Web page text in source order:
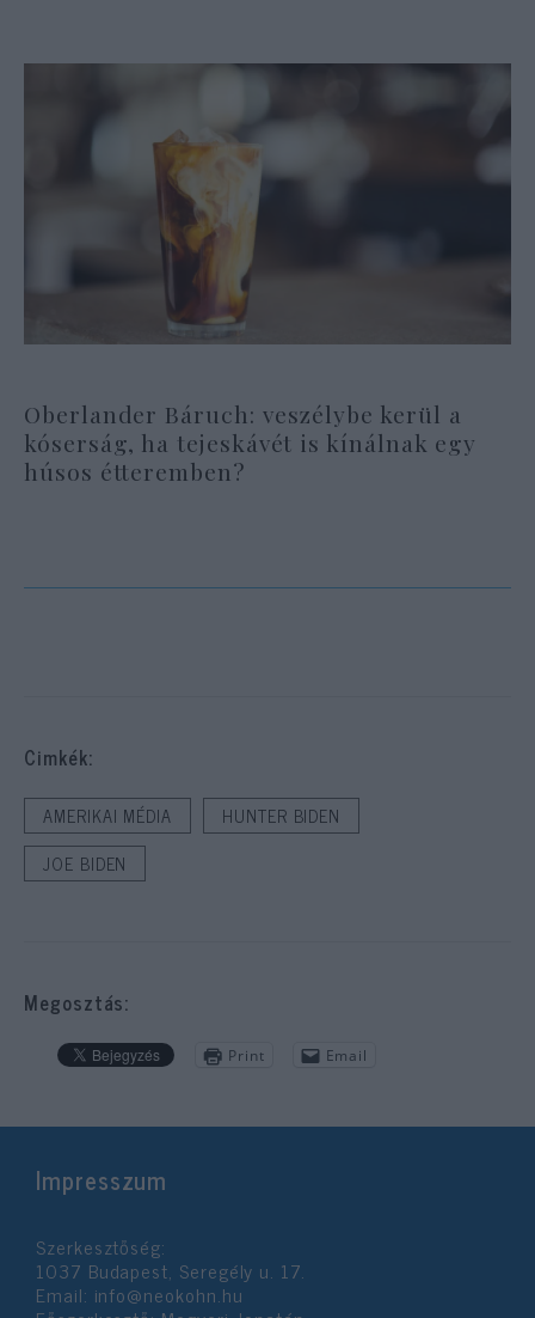
Oberlander Báruch: veszélybe kerül a
kóserság, ha tejeskávét is kínálnak egy
húsos étteremben?
Cimkék:
AMERIKAI MÉDIA
HUNTER BIDEN
JOE BIDEN
Megosztás:
Print Email
Impresszum
Szerkesztőség:
1037 Budapest, Seregély u. 17.
Email: info@neokohn.hu